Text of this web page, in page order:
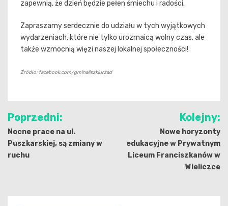
zapewnią, że dzień będzie pełen śmiechu i radości.
Zapraszamy serdecznie do udziału w tych wyjątkowych
wydarzeniach, które nie tylko urozmaicą wolny czas, ale
także wzmocnią więzi naszej lokalnej społeczności!
Źródło: facebook.com/gminaliszkiurzad
Nawigacja
wpisu
Poprzedni:
Nocne prace na ul.
Puszkarskiej, są zmiany w
ruchu
Kolejny:
Nowe horyzonty
edukacyjne w Prywatnym
Liceum Franciszkanów w
Wieliczce